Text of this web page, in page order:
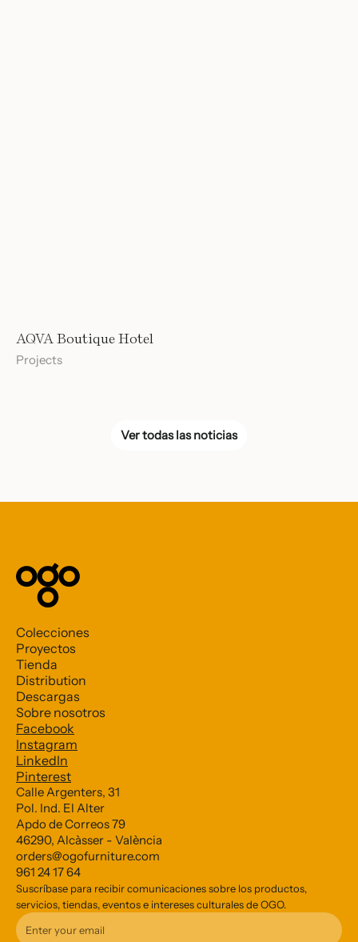
AQVA Boutique Hotel
Projects
Ver todas las noticias
Colecciones
Proyectos
Tienda
Distribution
Descargas
Sobre nosotros
Facebook
Instagram
LinkedIn
Pinterest
Calle Argenters, 31
Pol. Ind. El Alter
Apdo de Correos 79
46290, Alcàsser - València
orders@ogofurniture.com
961 24 17 64
Suscríbase para recibir comunicaciones sobre los productos,
servicios, tiendas, eventos e intereses culturales de OGO.
Subscribe to our Newsletter
Email Address *